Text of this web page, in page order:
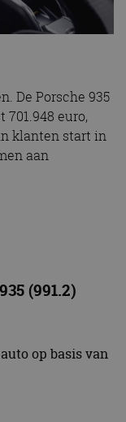
De Porsche 935
euro,
klanten start in
aan
(991.2)
op basis van